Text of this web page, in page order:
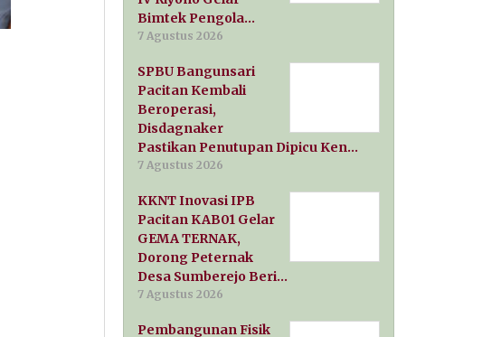
Bimtek Pengola…
7 Agustus 2026
SPBU Bangunsari
Pacitan Kembali
Beroperasi,
Disdagnaker
Pastikan Penutupan Dipicu Ken…
7 Agustus 2026
KKNT Inovasi IPB
Pacitan KAB01 Gelar
GEMA TERNAK,
Dorong Peternak
Desa Sumberejo Beri…
7 Agustus 2026
Pembangunan Fisik